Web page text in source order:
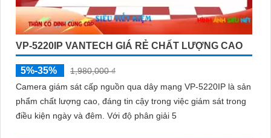
VP-5220IP VANTECH GIÁ RẺ CHẤT LƯỢNG CAO
5%-35%
1,980,000 ₫
Camera giám sát cấp nguồn qua dây mạng VP-5220IP là sản
phẩm chất lượng cao, đáng tin cậy trong việc giám sát trong
điều kiện ngày và đêm. Với độ phân giải 5